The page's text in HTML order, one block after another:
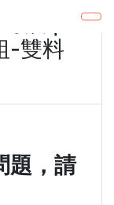
-雙料
題，請